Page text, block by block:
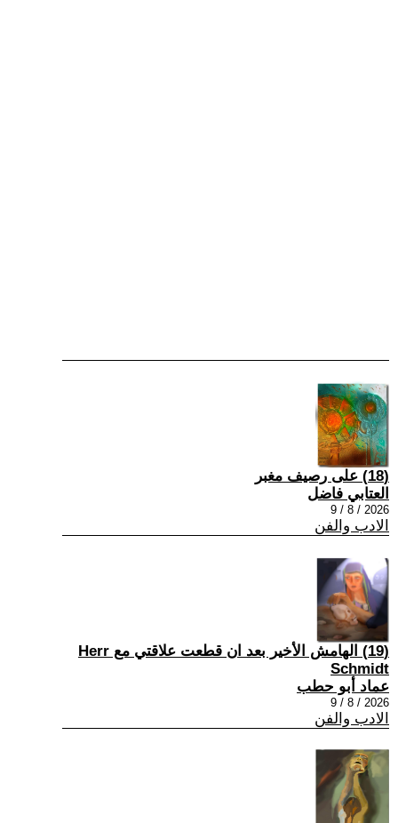
(18) على رصيف مغبر
العتابي فاضل
2026 / 8 / 9
الادب والفن
(19) الهامش الأخير بعد ان قطعت علاقتي مع Herr
Schmidt
عماد أبو حطب
2026 / 8 / 9
الادب والفن